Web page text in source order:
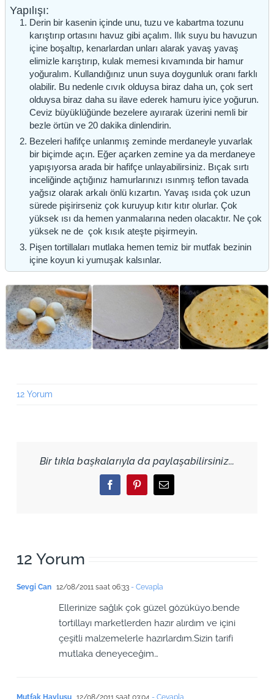
Yapılışı:
Derin bir kasenin içinde unu, tuzu ve kabartma tozunu
karıştırıp ortasını havuz gibi açalım. Ilık suyu bu havuzun
içine boşaltıp, kenarlardan unları alarak yavaş yavaş
elimizle karıştırıp, kulak memesi kıvamında bir hamur
yoğuralım. Kullandığınız unun suya doygunluk oranı farklı
olabilir. Bu nedenle cıvık olduysa biraz daha un, çok sert
olduysa biraz daha su ilave ederek hamuru iyice yoğurun.
Ceviz büyüklüğünde bezelere ayırarak üzerini nemli bir
bezle örtün ve 20 dakika dinlendirin.
Bezeleri hafifçe unlanmış zeminde merdaneyle yuvarlak
bir biçimde açın. Eğer açarken zemine ya da merdaneye
yapışıyorsa arada bir hafifçe unlayabilirsiniz. Bıçak sırtı
inceliğinde açtığınız hamurlarınızı ısınmış teflon tavada
yağsız olarak arkalı önlü kızartın. Yavaş ısıda çok uzun
sürede pişirirseniz çok kuruyup kıtır kıtır olurlar. Çok
yüksek ısı da hemen yanmalarına neden olacaktır. Ne çok
yüksek ne de çok kısık ateşte pişirmeyin.
Pişen tortillaları mutlaka hemen temiz bir mutfak bezinin
içine koyun ki yumuşak kalsınlar.
12 Yorum
Bir tıkla başkalarıyla da paylaşabilirsiniz...
FacebookPinterestEmail
12 Yorum
Sevgi Can 12/08/2011 saat 06:33- Cevapla
Ellerinize sağlık çok güzel gözüküyo.bende
tortillayı marketlerden hazır alırdım ve içini
çeşitli malzemelerle hazırlardım.Sizin tarifi
mutlaka deneyeceğim…
Mutfak Havlusu 12/08/2011 saat 03:04 - Cevapla